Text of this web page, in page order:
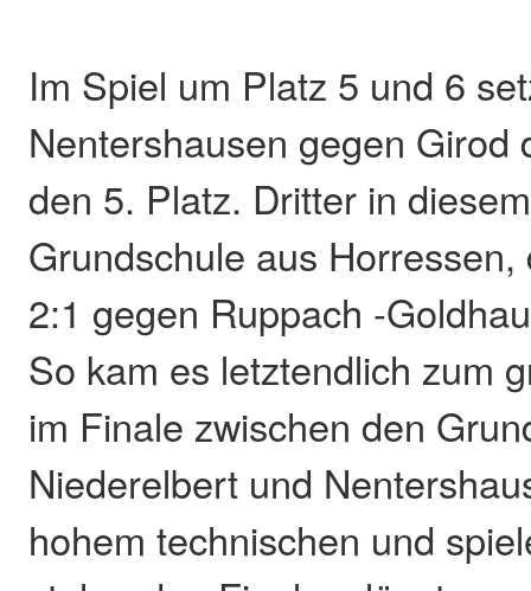
Im Spiel um Platz 5 und 6
Nentershausen gegen Girod
den 5. Platz. Dritter in
Grundschule aus
2:1 gegen Ruppach -
So kam es letztendlich zum
im Finale zwischen den
Niederelbert und
hohem technischen und